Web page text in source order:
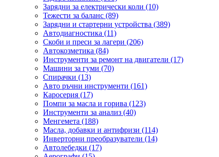
Зарядни за електрически коли (10)
Тежести за баланс (89)
Зарядни и стартерни устройства (389)
Автодиагностика (11)
Скоби и преси за лагери (206)
Автокозметика (84)
Инструменти за ремонт на двигатели (17)
Машини за гуми (70)
Спирачки (13)
Авто ръчни инструменти (161)
Каросерия (17)
Помпи за масла и горива (123)
Инструменти за анализ (40)
Менгемета (188)
Масла, добавки и антифризи (114)
Инверторни преобразуватели (14)
Автолебедки (17)